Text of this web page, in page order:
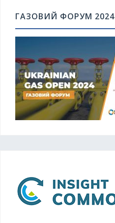
ГАЗОВИЙ ФОРУМ 2024